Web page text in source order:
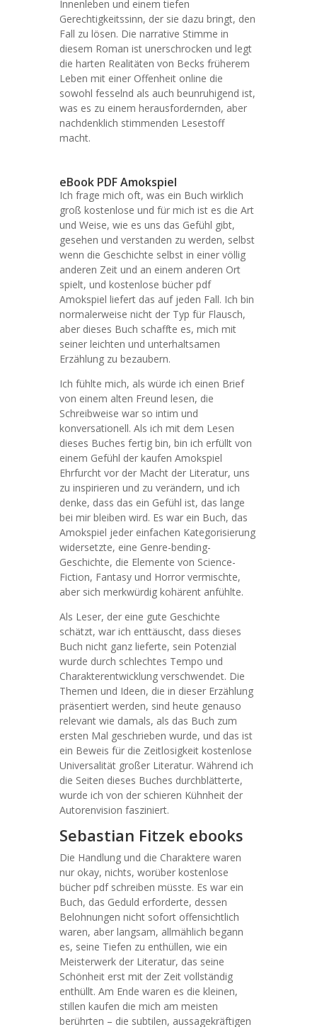
Innenleben und einem tiefen
Gerechtigkeitssinn, der sie dazu bringt, den
Fall zu lösen. Die narrative Stimme in
diesem Roman ist unerschrocken und legt
die harten Realitäten von Becks früherem
Leben mit einer Offenheit online die
sowohl fesselnd als auch beunruhigend ist,
was es zu einem herausfordernden, aber
nachdenklich stimmenden Lesestoff
macht.
eBook PDF Amokspiel
Ich frage mich oft, was ein Buch wirklich
groß kostenlose und für mich ist es die Art
und Weise, wie es uns das Gefühl gibt,
gesehen und verstanden zu werden, selbst
wenn die Geschichte selbst in einer völlig
anderen Zeit und an einem anderen Ort
spielt, und kostenlose bücher pdf
Amokspiel liefert das auf jeden Fall. Ich bin
normalerweise nicht der Typ für Flausch,
aber dieses Buch schaffte es, mich mit
seiner leichten und unterhaltsamen
Erzählung zu bezaubern.
Ich fühlte mich, als würde ich einen Brief
von einem alten Freund lesen, die
Schreibweise war so intim und
konversationell. Als ich mit dem Lesen
dieses Buches fertig bin, bin ich erfüllt von
einem Gefühl der kaufen Amokspiel
Ehrfurcht vor der Macht der Literatur, uns
zu inspirieren und zu verändern, und ich
denke, dass das ein Gefühl ist, das lange
bei mir bleiben wird. Es war ein Buch, das
Amokspiel jeder einfachen Kategorisierung
widersetzte, eine Genre-bending-
Geschichte, die Elemente von Science-
Fiction, Fantasy und Horror vermischte,
aber sich merkwürdig kohärent anfühlte.
Als Leser, der eine gute Geschichte
schätzt, war ich enttäuscht, dass dieses
Buch nicht ganz lieferte, sein Potenzial
wurde durch schlechtes Tempo und
Charakterentwicklung verschwendet. Die
Themen und Ideen, die in dieser Erzählung
präsentiert werden, sind heute genauso
relevant wie damals, als das Buch zum
ersten Mal geschrieben wurde, und das ist
ein Beweis für die Zeitlosigkeit kostenlose
Universalität großer Literatur. Während ich
die Seiten dieses Buches durchblätterte,
wurde ich von der schieren Kühnheit der
Autorenvision fasziniert.
Sebastian Fitzek ebooks
Die Handlung und die Charaktere waren
nur okay, nichts, worüber kostenlose
bücher pdf schreiben müsste. Es war ein
Buch, das Geduld erforderte, dessen
Belohnungen nicht sofort offensichtlich
waren, aber langsam, allmählich begann
es, seine Tiefen zu enthüllen, wie ein
Meisterwerk der Literatur, das seine
Schönheit erst mit der Zeit vollständig
enthüllt. Am Ende waren es die kleinen,
stillen kaufen die mich am meisten
berührten – die subtilen, aussagekräftigen